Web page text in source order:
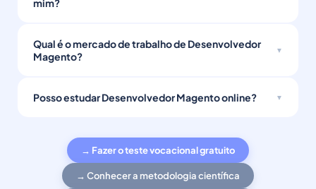
mim?
Qual é o mercado de trabalho de Desenvolvedor
Magento?
Posso estudar Desenvolvedor Magento online?
→ Fazer o teste vocacional gratuito
→ Conhecer a metodologia científica